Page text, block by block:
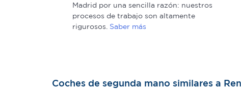
Madrid por una sencilla razón: nuestros
procesos de trabajo son altamente
rigurosos. Saber más
Coches de segunda mano similares a